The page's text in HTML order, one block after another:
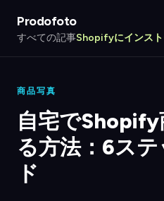
Prodofoto
すべての記事Shopifyにインス
商品写真
自宅で
る方法：6ス
ド